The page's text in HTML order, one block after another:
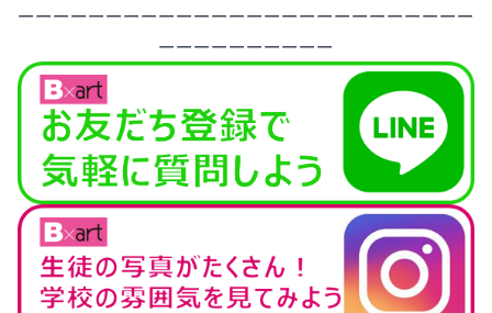
ーーーーーーーーーーーーーーーーーーーーーーーーーー
ーーーーーーーーーー